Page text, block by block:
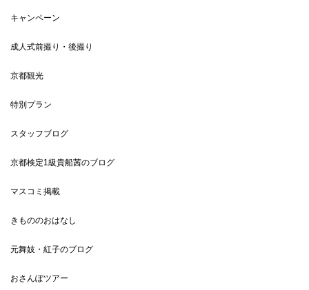
キャンペーン
成人式前撮り・後撮り
京都観光
特別プラン
スタッフブログ
京都検定1級貴船茜のブログ
マスコミ掲載
きもののおはなし
元舞妓・紅子のブログ
おさんぽツアー